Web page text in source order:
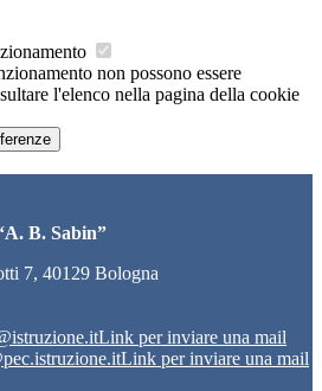
non possono essere
l'elenco nella pagina della cookie
B. Sabin”
7, 40129 Bologna
Link per inviare una mail
Link per inviare una mail